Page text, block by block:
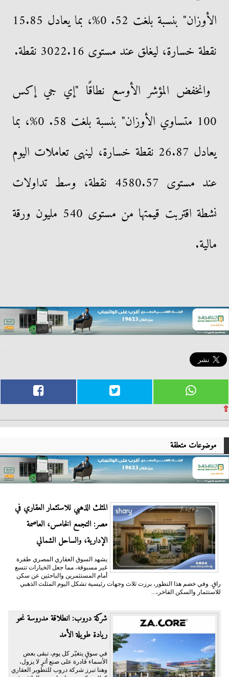
الأوزان" بنسبة بلغت 52. 0%، بما يعادل 15.85
نقطة خسارة، ليغلق عند مستوى 3022.16 نقطة.
وانخفض المؤشر الأوسع نطاقًا "إي جي إكس
100 متساوي الأوزان" بنسبة بلغت 58. 0%، بما
يعادل 26.87 نقطة خسارة، لينهى تعاملات اليوم
عند مستوى 4580.57 نقطة، وسط تداولات
نشطة اقتربت قيمتها من مستوى 540 مليون ورقة
مالية.
⇧
موضوعات متعلقة
المثلث الذهبي للاستثمار العقاري في
مصر: التجمع الخامس، العاصمة
الإدارية، والساحل الشمالي
يشهد السوق العقاري المصري طفرة
غير مسبوقة، مما جعل الخيارات تتسع
أمام المستثمرين والباحثين عن سكن
راقٍ. وفي خضم هذا التطور، برزت ثلاث وجهات رئيسية تشكل اليوم المثلث الذهبي
للاستثمار والسكن الفاخر،...
شركة دروب: انطلاقة مدروسة نحو
ريادة طويلة الأمد
في سوقٍ يتغيّر كل يوم، تبقى بعض
الأسماء قادرة على صنع أثرٍ لا يزول،
وهنا تبرز شركة دروب للتطوير العقاري